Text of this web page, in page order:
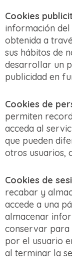
Cookies
información
obtenida a
sus hábitos de
desarrollar un
publicidad en
Cookies de
permiten
acceda al
que pueden
otros usuarios,
Cookies de
recabar y
accede a una
almacenar
conservar para
por el usuario
al terminar la